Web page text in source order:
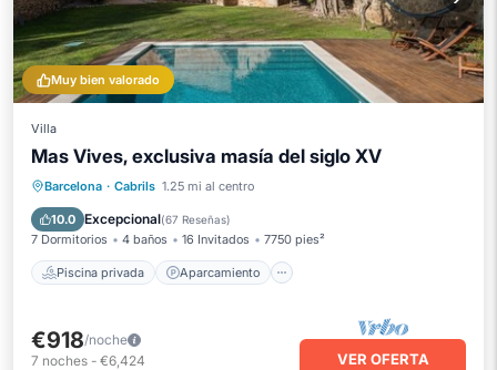
Muy bien valorado
Villa
Mas Vives, exclusiva masía del siglo XV
Barcelona · Cabrils 1.25 mi al centro
10.0 Excepcional(67 Reseñas)
7 Dormitorios 4 baños 16 Invitados 7750 pies²
Piscina privada Aparcamiento
Piscina privada
Aparcamiento
Piscina
Balcón/Terraza
€918/noche
7 noches - €6,424 VER OFERTA